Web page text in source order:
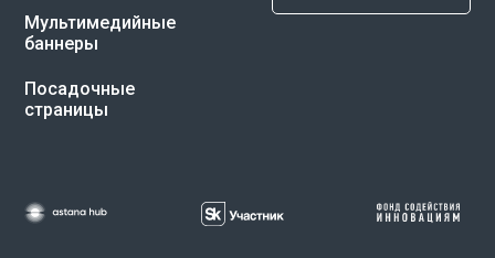
Мультимедийные
баннеры
Посадочные
страницы